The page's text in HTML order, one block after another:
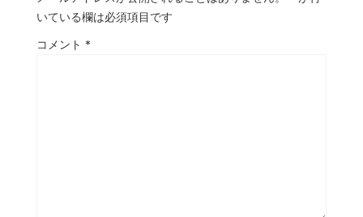
いている欄は必須項目です
コメント *